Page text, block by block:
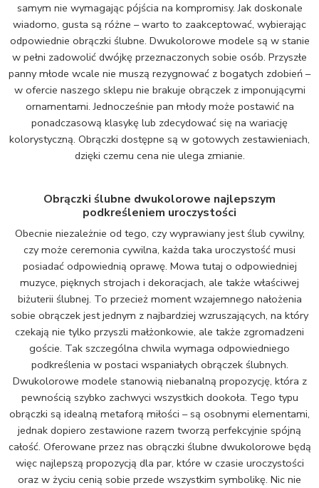
samym nie wymagając pójścia na kompromisy. Jak doskonale
wiadomo, gusta są różne – warto to zaakceptować, wybierając
odpowiednie obrączki ślubne. Dwukolorowe modele są w stanie
w pełni zadowolić dwójkę przeznaczonych sobie osób. Przyszłe
panny młode wcale nie muszą rezygnować z bogatych zdobień –
w ofercie naszego sklepu nie brakuje obrączek z imponującymi
ornamentami. Jednocześnie pan młody może postawić na
ponadczasową klasykę lub zdecydować się na wariację
kolorystyczną. Obrączki dostępne są w gotowych zestawieniach,
dzięki czemu cena nie ulega zmianie.
Obrączki ślubne dwukolorowe najlepszym
podkreśleniem uroczystości
Obecnie niezależnie od tego, czy wyprawiany jest ślub cywilny,
czy może ceremonia cywilna, każda taka uroczystość musi
posiadać odpowiednią oprawę. Mowa tutaj o odpowiedniej
muzyce, pięknych strojach i dekoracjach, ale także właściwej
biżuterii ślubnej. To przecież moment wzajemnego nałożenia
sobie obrączek jest jednym z najbardziej wzruszających, na który
czekają nie tylko przyszli małżonkowie, ale także zgromadzeni
goście. Tak szczególna chwila wymaga odpowiedniego
podkreślenia w postaci wspaniałych obrączek ślubnych.
Dwukolorowe modele stanowią niebanalną propozycję, która z
pewnością szybko zachwyci wszystkich dookoła. Tego typu
obrączki są idealną metaforą miłości – są osobnymi elementami,
jednak dopiero zestawione razem tworzą perfekcyjnie spójną
całość. Oferowane przez nas obrączki ślubne dwukolorowe będą
więc najlepszą propozycją dla par, które w czasie uroczystości
oraz w życiu cenią sobie przede wszystkim symbolikę. Nic nie